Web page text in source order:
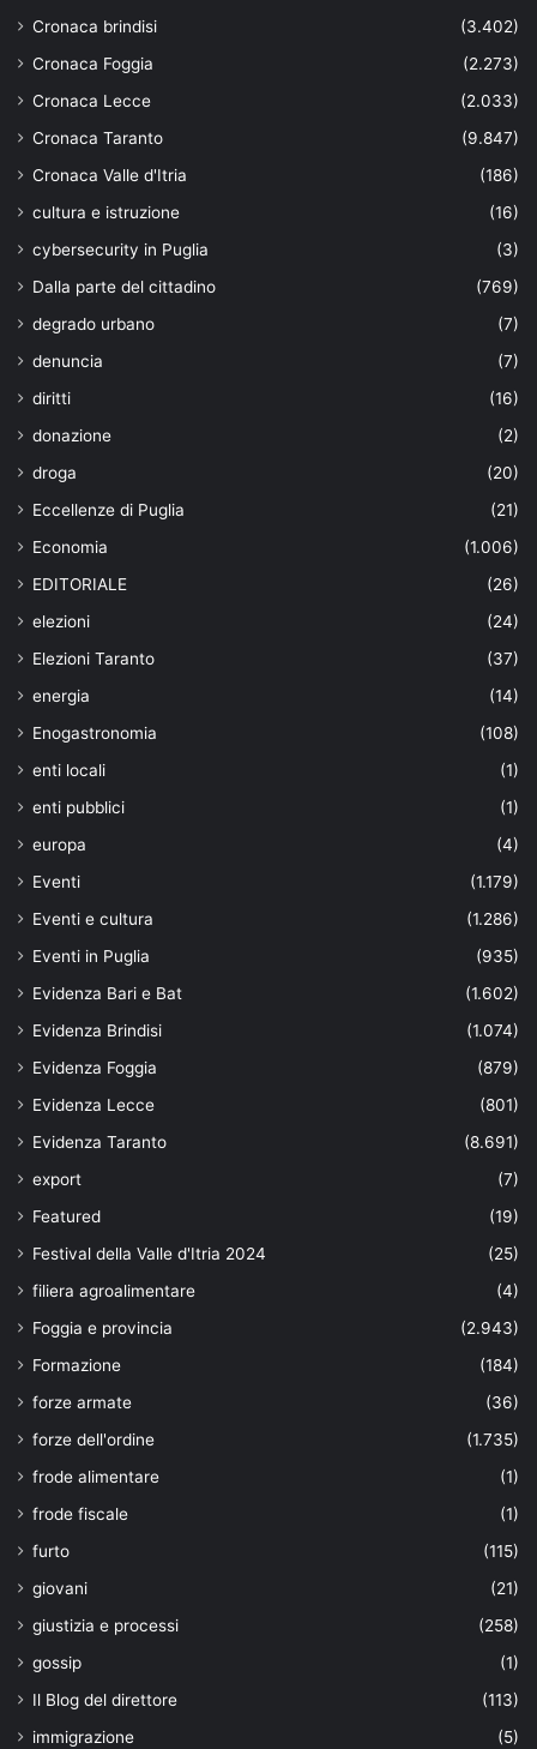
Cronaca brindisi
(3.402)
Cronaca Foggia
(2.273)
Cronaca Lecce
(2.033)
Cronaca Taranto
(9.847)
Cronaca Valle d'Itria
(186)
cultura e istruzione
(16)
cybersecurity in Puglia
(3)
Dalla parte del cittadino
(769)
degrado urbano
(7)
denuncia
(7)
diritti
(16)
donazione
(2)
droga
(20)
Eccellenze di Puglia
(21)
Economia
(1.006)
EDITORIALE
(26)
elezioni
(24)
Elezioni Taranto
(37)
energia
(14)
Enogastronomia
(108)
enti locali
(1)
enti pubblici
(1)
europa
(4)
Eventi
(1.179)
Eventi e cultura
(1.286)
Eventi in Puglia
(935)
Evidenza Bari e Bat
(1.602)
Evidenza Brindisi
(1.074)
Evidenza Foggia
(879)
Evidenza Lecce
(801)
Evidenza Taranto
(8.691)
export
(7)
Featured
(19)
Festival della Valle d'Itria 2024
(25)
filiera agroalimentare
(4)
Foggia e provincia
(2.943)
Formazione
(184)
forze armate
(36)
forze dell'ordine
(1.735)
frode alimentare
(1)
frode fiscale
(1)
furto
(115)
giovani
(21)
giustizia e processi
(258)
gossip
(1)
Il Blog del direttore
(113)
immigrazione
(5)